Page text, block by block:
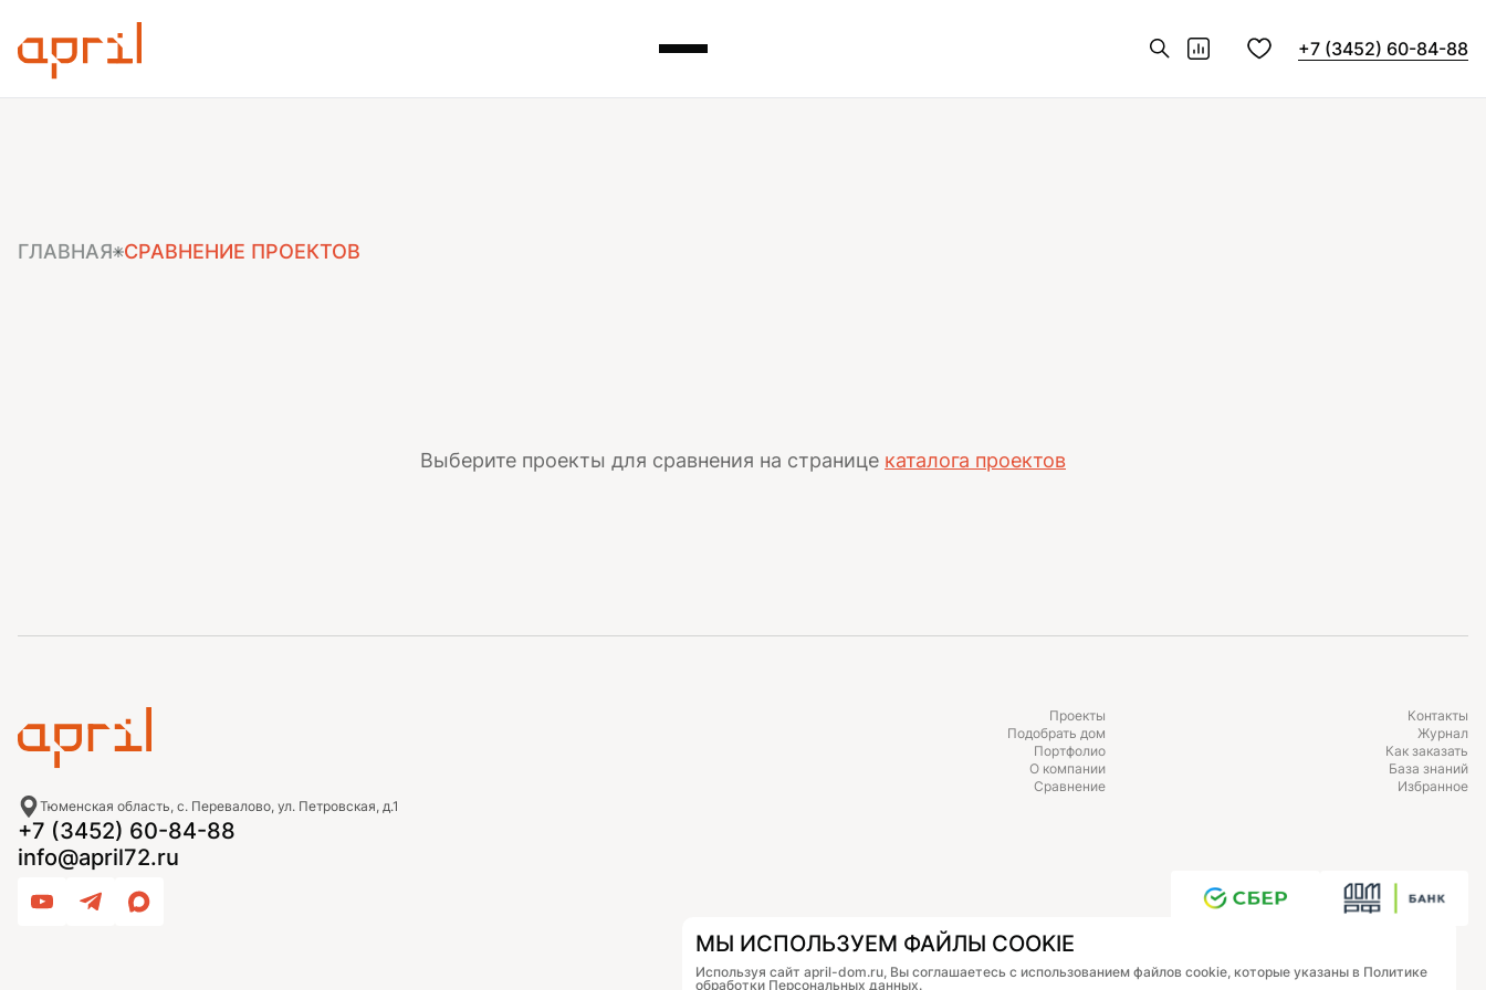
+7 (3452) 60-84-88
ГЛАВНАЯ СРАВНЕНИЕ ПРОЕКТОВ
Выберите проекты для сравнения на странице каталога проектов
Проекты
Подобрать дом
Портфолио
О компании
Сравнение
Контакты
Журнал
Как заказать
База знаний
Избранное
Тюменская область, с. Перевалово, ул. Петровская, д.1
+7 (3452) 60-84-88
info@april72.ru
МЫ ИСПОЛЬЗУЕМ ФАЙЛЫ COOKIE
Используя сайт april-dom.ru, Вы соглашаетесь с использованием файлов cookie, которые указаны в Политике
обработки Персональных данных.